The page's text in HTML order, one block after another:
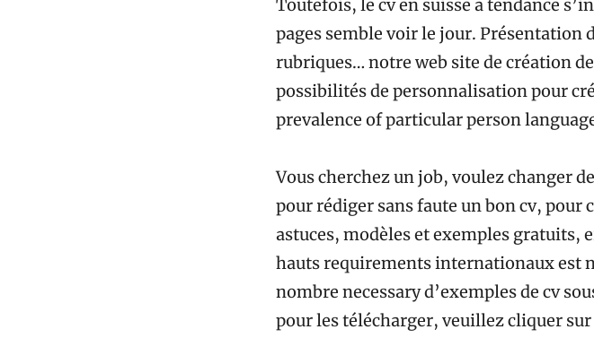
Toutefois, le cv en suisse a tendance
pages semble voir le jour. Présentation
rubriques… notre web site de création
possibilités de personnalisation pour
prevalence of particular person
Vous cherchez un job, voulez changer
pour rédiger sans faute un bon cv, pour
astuces, modèles et exemples gratuits,
hauts requirements internationaux est
nombre necessary d’exemples de cv
pour les télécharger, veuillez cliquer